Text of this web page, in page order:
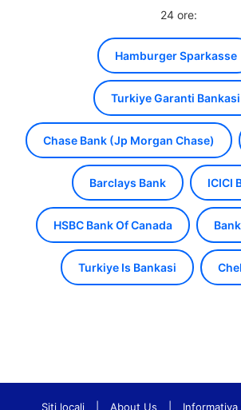
24 ore:
Hamburger Sparkasse
Turkiye Garanti Bankasi
Chase Bank (Jp Morgan Chase)
Barclays Bank ICICI
HSBC Bank Of Canada
Turkiye Is Bankasi
Siti locali About Us